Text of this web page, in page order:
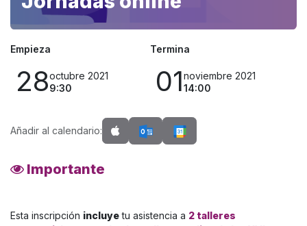
Empieza
28octubre 2021
9:30
Termina
01noviembre 2021
14:00
Añadir al calendario:
Importante
Esta inscripción incluyetu asistencia a 2 talleres